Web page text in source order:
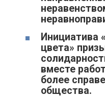
Инициатива
цвета»
вместе
более
общества.